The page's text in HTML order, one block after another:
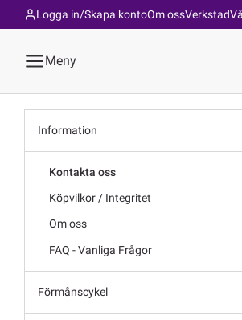
Om ossVerkstad
Logga in/Skapa konto
Meny
Information
Kontakta oss
Köpvilkor / Integritet
Om oss
FAQ - Vanliga Frågor
Förmånscykel